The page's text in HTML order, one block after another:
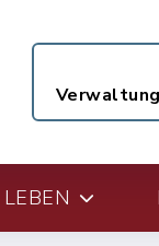
LEBEN